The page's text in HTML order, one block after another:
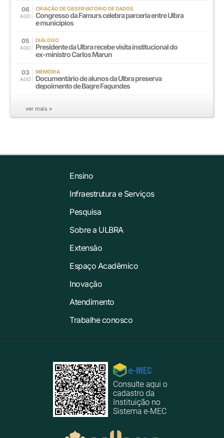
06
AGO
CRIAÇÃO DE OBSERVATÓRIO DE DADOS
Congresso da Famurs celebra parceria entre Ulbra
e municípios
05
AGO
DIÁLOGO
Presidente da Ulbra recebe visita institucional do
ex-ministro Carlos Marun
03
AGO
MEMÓRIA
Documentário de alunos da Ulbra preserva
depoimento de Bagre Fagundes
ver mais »
Ensino
Infraestrutura e Serviços
Pesquisa
Sobre a ULBRA
Extensão
Espaço Acadêmico
Inovação
Atendimento
Trabalhe conosco